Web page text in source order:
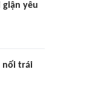
giận yêu
nối trái